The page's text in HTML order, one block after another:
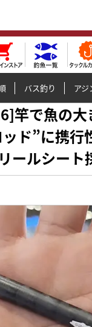
バス釣り アジ
竿で魚の
ド”に携行
ールシート